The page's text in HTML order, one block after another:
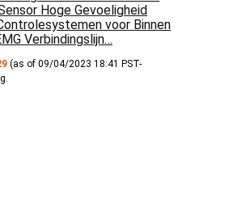
Hoge Gevoeligheid
voor Binnen
Verbindingslijn…
(as of 09/04/2023 18:41 PST-
.